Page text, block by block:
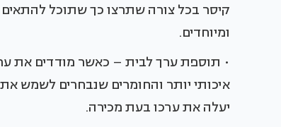
קיסר בכל צורה שתרצו כך שתוכל להתאים
ומיוחדים.
• תוספת ערך לבית – כאשר מודדים את
איכותי יותר והחומרים שנבחרים לשמש
יעלה את ערכו בעת מכירה.